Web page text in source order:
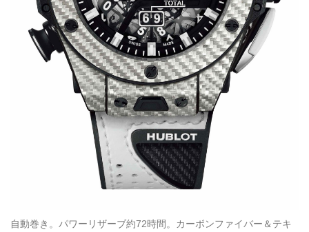
自動巻き。パワーリザーブ約72時間。カーボンファイバー＆テキ